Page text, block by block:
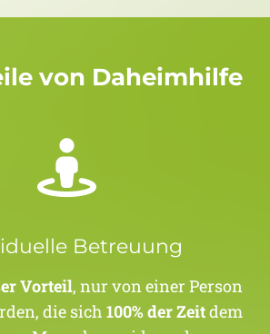
von Daheimhilfe
Betreuung
Vorteil, nur von einer Person
die sich 100% der Zeitdem